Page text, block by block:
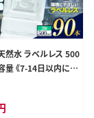
然水 ラベルレス 500
《7-14日以内に出
く)》 水 飲料水 ナチ
国産 天然水 くまモ